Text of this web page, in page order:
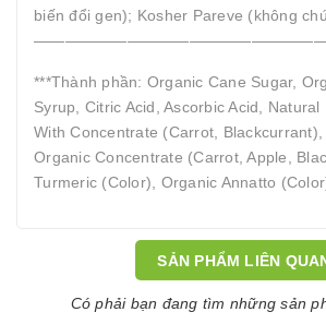
biến đổi gen); Kosher Pareve (không
***Thành phần: Organic Cane Sugar,
Syrup, Citric Acid, Ascorbic Acid,
With Concentrate (Carrot, Blackcurrant),
Organic Concentrate (Carrot, Apple,
Turmeric (Color), Organic Annatto
SẢN PHẨM LIÊN
Có phải bạn đang tìm những sản